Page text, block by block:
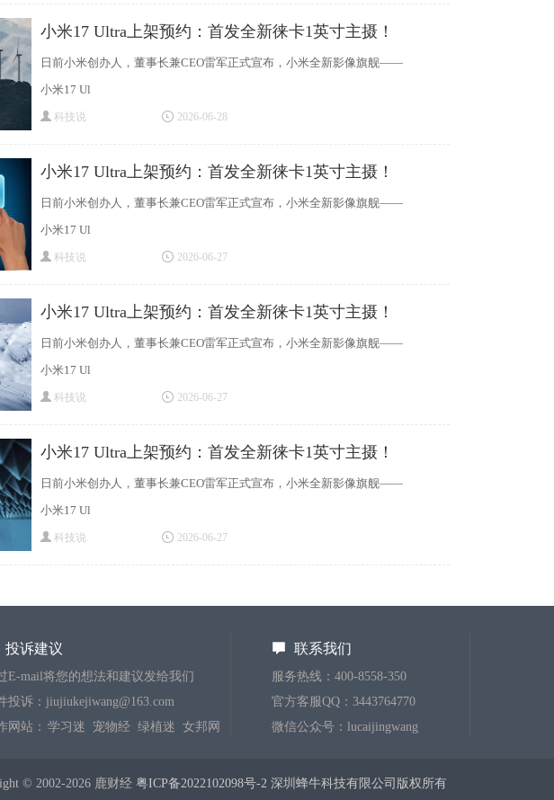
小米17 Ultra上架预约：首发全新徕卡1英寸主摄！
日前小米创办人，董事长兼CEO雷军正式宣布，小米全新影像旗舰——
小米17 Ul
科技说 2026-06-28
小米17 Ultra上架预约：首发全新徕卡1英寸主摄！
日前小米创办人，董事长兼CEO雷军正式宣布，小米全新影像旗舰——
小米17 Ul
科技说 2026-06-27
小米17 Ultra上架预约：首发全新徕卡1英寸主摄！
日前小米创办人，董事长兼CEO雷军正式宣布，小米全新影像旗舰——
小米17 Ul
科技说 2026-06-27
小米17 Ultra上架预约：首发全新徕卡1英寸主摄！
日前小米创办人，董事长兼CEO雷军正式宣布，小米全新影像旗舰——
小米17 Ul
科技说 2026-06-27
投诉建议
E-mail将您的想法和建议发给我们
投诉：jiujiukejiwang@163.com
网站： 学习迷 宠物经 绿植迷 女邦网
联系我们
服务热线：400-8558-350
官方客服QQ：3443764770
微信公众号：lucaijingwang
© 2002-2026 鹿财经 粤ICP备2022102098号-2 深圳蜂牛科技有限公司版权所有